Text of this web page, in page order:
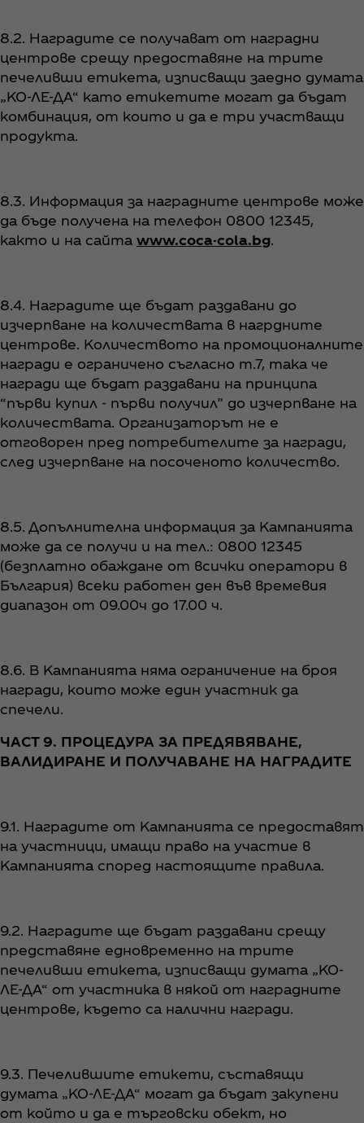
8.2. Наградите се получават от наградни
центрове срещу предоставяне на трите
печеливши етикета, изписващи заедно думата
„КО-ЛЕ-ДА“ като етикетите могат да бъдат
комбинация, от които и да е три участващи
продукта.
8.3. Информация за наградните центрове може
да бъде получена на телефон 0800 12345,
както и на сайта www.coca-cola.bg.
8.4. Наградите ще бъдат раздавани до
изчерпване на количествата в нагрдните
центрове. Количеството на промоционалните
награди е ограничено съгласно т.7, така че
награди ще бъдат раздавани на принципа
“първи купил - първи получил” до изчерпване на
количествата. Организаторът не е
отговорен пред потребителите за награди,
след изчерпване на посоченото количество.
8.5. Допълнителна информация за Кампанията
може да се получи и на тел.: 0800 12345
(безплатно обаждане от всички оператори в
България) всеки работен ден във времевия
диапазон от 09.00ч до 17.00 ч.
8.6. В Кампанията няма ограничение на броя
награди, които може един участник да
спечели.
ЧАСТ 9. ПРОЦЕДУРА ЗА ПРЕДЯВЯВАНЕ,
ВАЛИДИРАНЕ И ПОЛУЧАВАНЕ НА НАГРАДИТЕ
9.1. Наградите от Кампанията се предоставят
на участници, имащи право на участие в
Кампанията според настоящите правила.
9.2. Наградите ще бъдат раздавани срещу
представяне едновременно на трите
печеливши етикета, изписващи думата „КО-
ЛЕ-ДА“ от участника в някой от наградните
центрове, където са налични награди.
9.3. Печелившите етикети, съставящи
думата „КО-ЛЕ-ДА“ могат да бъдат закупени
от който и да е търговски обект, но